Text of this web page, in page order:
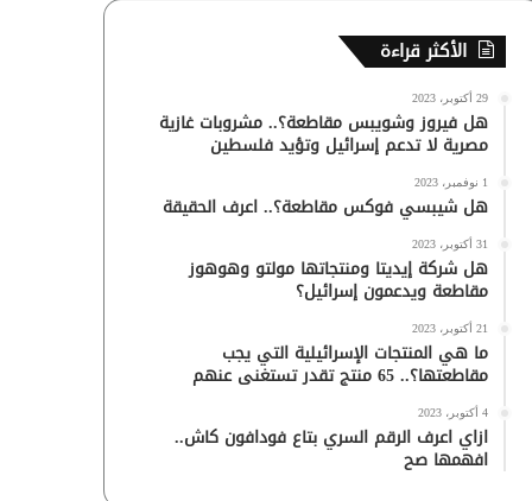
الأكثر قراءة
29 أكتوبر، 2023
هل فيروز وشويبس مقاطعة؟.. مشروبات غازية
مصرية لا تدعم إسرائيل وتؤيد فلسطين
1 نوفمبر، 2023
هل شيبسي فوكس مقاطعة؟.. اعرف الحقيقة
31 أكتوبر، 2023
هل شركة إيديتا ومنتجاتها مولتو وهوهوز
مقاطعة ويدعمون إسرائيل؟
21 أكتوبر، 2023
ما هي المنتجات الإسرائيلية التي يجب
مقاطعتها؟.. 65 منتج تقدر تستغنى عنهم
4 أكتوبر، 2023
ازاي اعرف الرقم السري بتاع فودافون كاش..
افهمها صح